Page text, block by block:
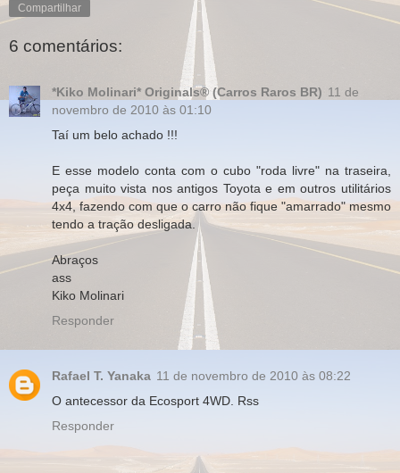
Compartilhar
6 comentários:
*Kiko Molinari* Originals® (Carros Raros BR) 11 de
novembro de 2010 às 01:10
Taí um belo achado !!!
E esse modelo conta com o cubo "roda livre" na traseira,
peça muito vista nos antigos Toyota e em outros utilitários
4x4, fazendo com que o carro não fique "amarrado" mesmo
tendo a tração desligada.
Abraços
ass
Kiko Molinari
Responder
Rafael T. Yanaka 11 de novembro de 2010 às 08:22
O antecessor da Ecosport 4WD. Rss
Responder